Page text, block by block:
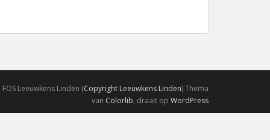
Leeuwkens Linden (Copyright Leeuwkens Linden) Thema
van Colorlib, draait op WordPress